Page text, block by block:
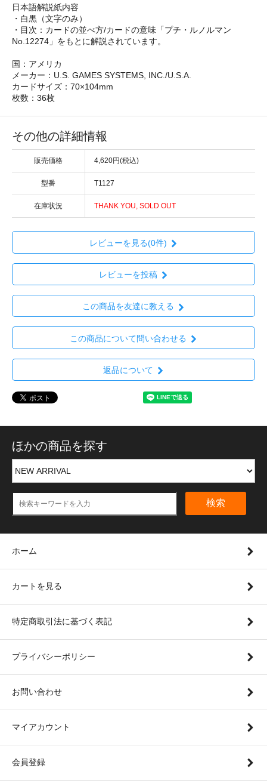
日本語解説紙内容
・白黒（文字のみ）
・目次：カードの並べ方/カードの意味「プチ・ルノルマン
No.12274」をもとに解説されています。
国：アメリカ
メーカー：U.S. GAMES SYSTEMS, INC./U.S.A.
カードサイズ：70×104mm
枚数：36枚
その他の詳細情報
販売価格 4,620円(税込)
型番 T1127
在庫状況 THANK YOU, SOLD OUT
レビューを見る(0件)
レビューを投稿
この商品を友達に教える
この商品について問い合わせる
返品について
ほかの商品を探す
検索
ホーム
カートを見る
特定商取引法に基づく表記
プライバシーポリシー
お問い合わせ
マイアカウント
会員登録